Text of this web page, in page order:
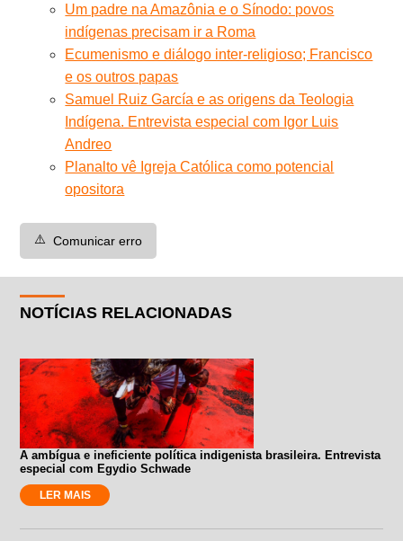
Um padre na Amazônia e o Sínodo: povos
indígenas precisam ir a Roma
Ecumenismo e diálogo inter-religioso; Francisco
e os outros papas
Samuel Ruiz García e as origens da Teologia
Indígena. Entrevista especial com Igor Luis
Andreo
Planalto vê Igreja Católica como potencial
opositora
⚠️ Comunicar erro
NOTÍCIAS RELACIONADAS
A ambígua e ineficiente política indigenista brasileira. Entrevista
especial com Egydio Schwade
LER MAIS